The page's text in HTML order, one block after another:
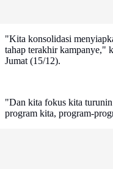
"Kita konsolidasi
tahap terakhir kampanye,"
Jumat (15/12).
"Dan kita fokus kita
program kita, program-